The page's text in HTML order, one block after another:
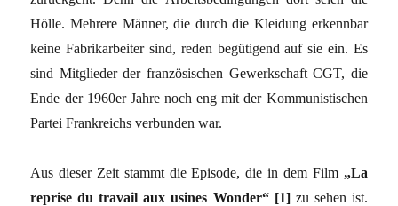
Hölle. Mehrere Männer, die durch die Kleidung erkennbar
keine Fabrikarbeiter sind, reden begütigend auf sie ein. Es
sind Mitglieder der französischen Gewerkschaft CGT, die
Ende der 1960er Jahre noch eng mit der Kommunistischen
Partei Frankreichs verbunden war.
Aus dieser Zeit stammt die Episode, die in dem Film „La
reprise du travail aux usines Wonder“ [1]zu sehen ist.